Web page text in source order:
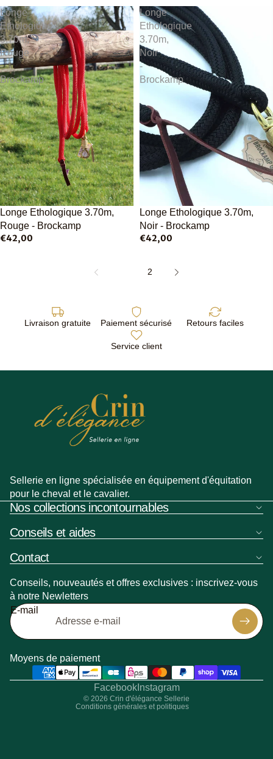
Longe
Ethologique
3.70m,
Rouge
-
Brockamp
Longe Ethologique 3.70m,
Rouge - Brockamp
€42,00
Longe
Ethologique
3.70m,
Noir
-
Brockamp
Épuisé
Longe Ethologique 3.70m,
Noir - Brockamp
€42,00
2
Livraison gratuite Paiement sécurisé Retours faciles
Service client
Sellerie en ligne spécialisée en équipement d'équitation
pour le cheval et le cavalier.
Nos collections incontournables
Conseils et aides
Contact
Conseils, nouveautés et offres exclusives : inscrivez-vous
à notre Newletters
E-mail
Moyens de paiement
FacebookInstagram
© 2026 Crin d'élégance Sellerie
Conditions générales et politiques
Politique de remboursement
Politique de confidentialité
Conditions générales de vente